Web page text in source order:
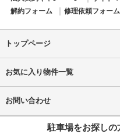
解約フォーム
修理依頼フォーム
トップページ
お気に入り物件一覧
お問い合わせ
駐車場をお探し